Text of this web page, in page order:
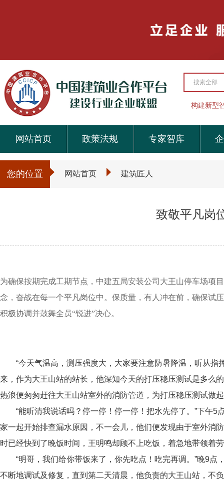
搜索全部
构建新型
网站首页 政策法规 专家智库
您的位置 网站首页 建筑匠人
致敬平凡岗
为确保按期完成工期节点，中建五局安装公司大王山停车场项
念，奋战在每一个平凡岗位中。保质量，有人冲在前，确保试
积极协调并鼓舞全员“锐进”决心。
“今天气温高，测压强度大，大家要注意防暑降温，听从
来，作为大王山站的站长，他深知今天的打压稳压测试是多么
热浪便匆匆赶往大王山站室外的消防管道，为打压稳压测试做
“能听清我说话吗？停一停！停一停！把水先停了。”下午5
家一起开始排查漏水原因，不一会儿，他们便发现由于室外消
时已经快到了晚饭时间，王明鸣却顾不上吃饭，着急地带领着
“明哥，我们给你带饭来了，你先吃点！吃完再调。”晚9点
不断地调试及修复，直到第二天清晨，他负责的大王山站，不